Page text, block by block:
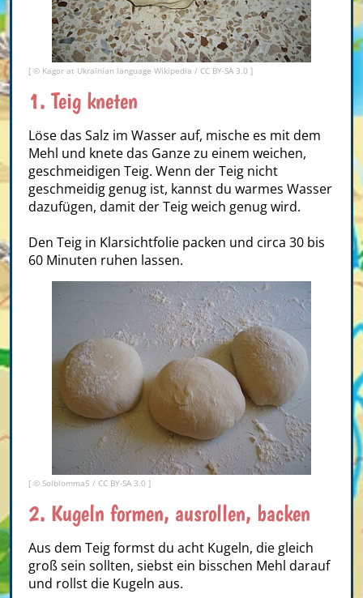
[ © Kagor at Ukrainian language Wikipedia / CC BY-SA 3.0 ]
1. Teig kneten
Löse das Salz im Wasser auf, mische es mit dem
Mehl und knete das Ganze zu einem weichen,
geschmeidigen Teig. Wenn der Teig nicht
geschmeidig genug ist, kannst du warmes Wasser
dazufügen, damit der Teig weich genug wird.
Den Teig in Klarsichtfolie packen und circa 30 bis
60 Minuten ruhen lassen.
[ © Solblomma5 / CC BY-SA 3.0 ]
2. Kugeln formen, ausrollen, backen
Aus dem Teig formst du acht Kugeln, die gleich
groß sein sollten, siebst ein bisschen Mehl darauf
und rollst die Kugeln aus.